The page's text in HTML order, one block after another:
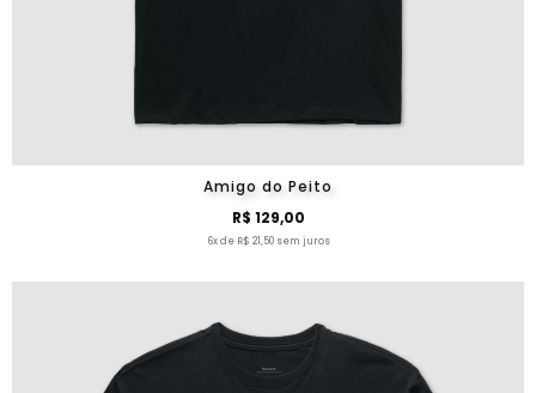
Amigo do Peito
R$ 129,00
6x de R$ 21,50 sem juros